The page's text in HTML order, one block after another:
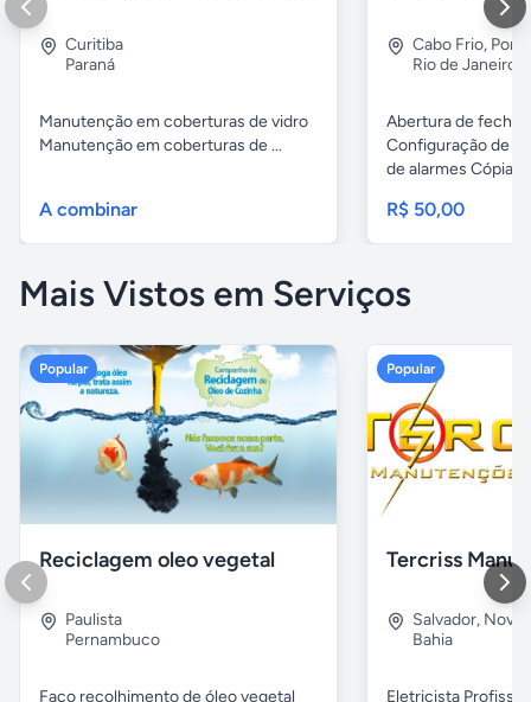
Curitiba
Paraná
Manutenção em coberturas de vidro
Manutenção em coberturas de ...
A combinar
Cabo Frio,
Rio de Janeiro
Abertura de
Configuração de
de alarmes
R$ 50,00
Mais Vistos em Serviços
Popular
Reciclagem oleo vegetal
Paulista
Pernambuco
Faço recolhimento de óleo vegetal
Popular
Salvador, Nova
Bahia
Eletricista